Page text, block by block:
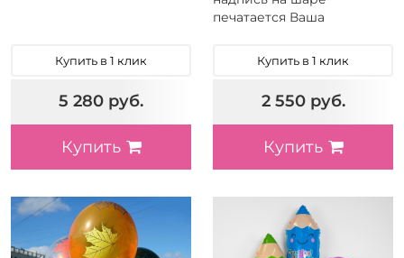
Купить в 1 клик
5 280 руб.
Купить
печатается Ваша
Купить в 1 клик
2 550 руб.
Купить